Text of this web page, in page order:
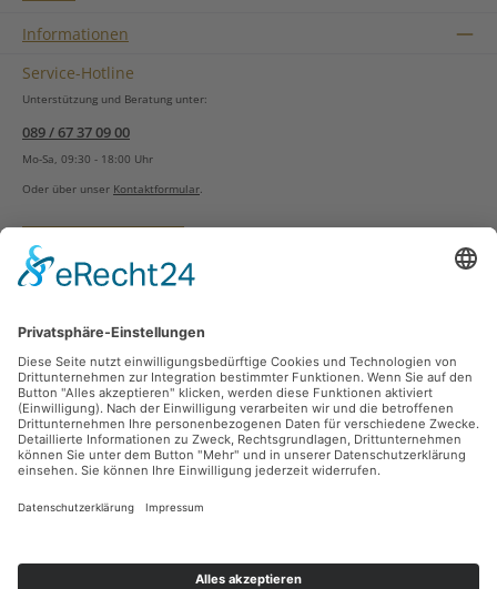
Informationen
Service-Hotline
Unterstützung und Beratung unter:
089 / 67 37 09 00
Mo-Sa, 09:30 - 18:00 Uhr
Oder über unser Kontaktformular.
Vertrag widerrufen
Zahlungsarten
Sicher Einkaufen
Ladengeschäft
Newsletter